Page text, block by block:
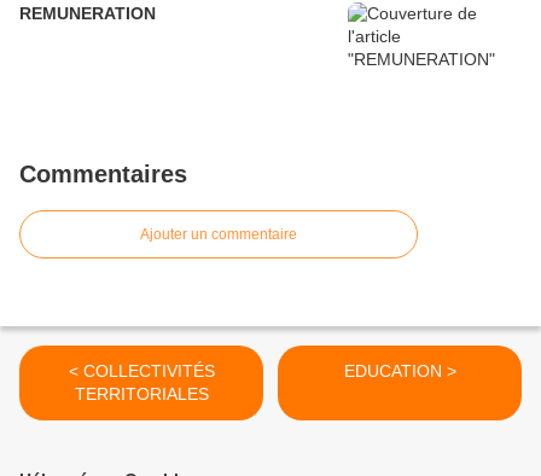
REMUNERATION
Commentaires
Ajouter un commentaire
< COLLECTIVITÉS
TERRITORIALES
EDUCATION >